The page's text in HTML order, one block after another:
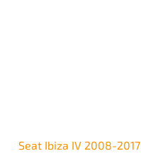
Seat Ibiza IV 2008-